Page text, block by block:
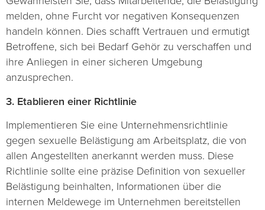
melden, ohne Furcht vor negativen Konsequenzen
handeln können. Dies schafft Vertrauen und ermutigt
Betroffene, sich bei Bedarf Gehör zu verschaffen und
ihre Anliegen in einer sicheren Umgebung
anzusprechen.
3. Etablieren einer Richtlinie
Implementieren Sie eine Unternehmensrichtlinie
gegen sexuelle Belästigung am Arbeitsplatz, die von
allen Angestellten anerkannt werden muss. Diese
Richtlinie sollte eine präzise Definition von sexueller
Belästigung beinhalten, Informationen über die
internen Meldewege im Unternehmen bereitstellen